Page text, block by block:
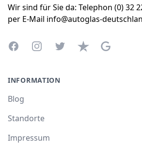
Wir sind für Sie da: Telephon (0) 32
per E-Mail info@autoglas-
FacebookInstagramTwitterTrustpilotGoogle
INFORMATION
Blog
Standorte
Impressum